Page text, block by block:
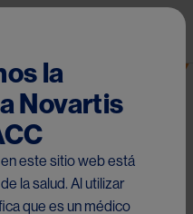
al contenido principal
2025
quimioterapia en
la
Novartis
este sitio web está
la salud. Al utilizar
que es un médico